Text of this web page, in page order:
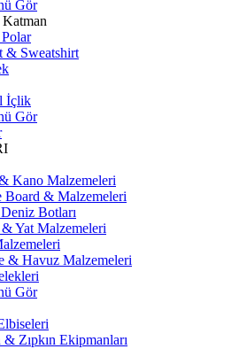
Gör
& Sweatshirt
İçlik
Gör
Kano Malzemeleri
Board & Malzemeleri
Botları
Yat Malzemeleri
& Havuz Malzemeleri
Gör
& Zıpkın Ekipmanları